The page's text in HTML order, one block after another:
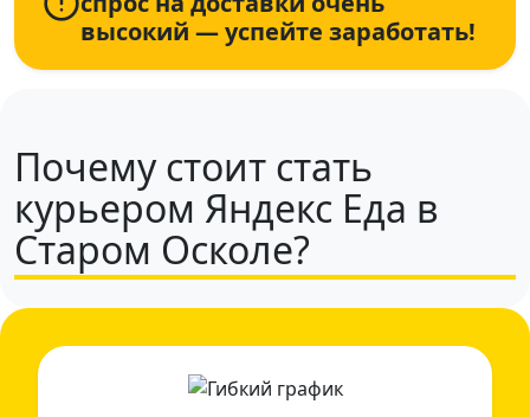
высокий — успейте заработать!
Почему стоит стать
курьером Яндекс Еда в
Старом Осколе?